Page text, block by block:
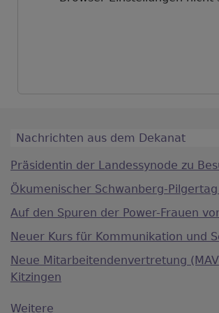
Nachrichten aus dem Dekanat
Präsidentin der Landessynode zu
Ökumenischer Schwanberg-
Auf den Spuren der Power-Frauen
Neuer Kurs für Kommunikation und
Neue Mitarbeitendenvertretung
Kitzingen
Weitere